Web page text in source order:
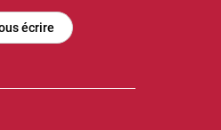
écrire